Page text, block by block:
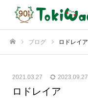
ブログ ロドレイア
2021.03.27 2023.09.27
ロドレイア